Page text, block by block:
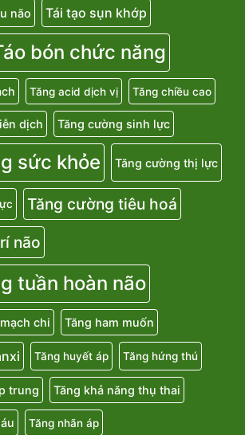
não Tái tạo sụn khớp
bón chức năng
Tăng acid dịch vị Tăng chiều cao
dịch Tăng cường sinh lực
sức khỏe Tăng cường thị lực
Tăng cường tiêu hoá
não
tuần hoàn não
chi Tăng ham muốn
Tăng huyết áp Tăng hứng thú
trung Tăng khả năng thụ thai
Tăng nhãn áp